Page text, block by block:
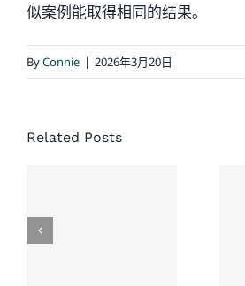
似案例能取得相同的结果。
ByConnie | 2026年3月20日
Related Posts
经典结案
一场车
案，老人